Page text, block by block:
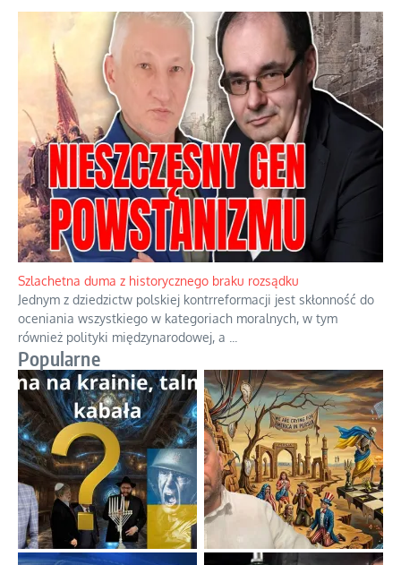
Ekspresowy kurs zbawienia z rodzinną katastrofą
Dramatyczne skutki skrajnej nadgorliwości we wspólnocie.